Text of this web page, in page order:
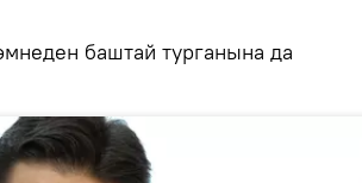
баштай турганына да